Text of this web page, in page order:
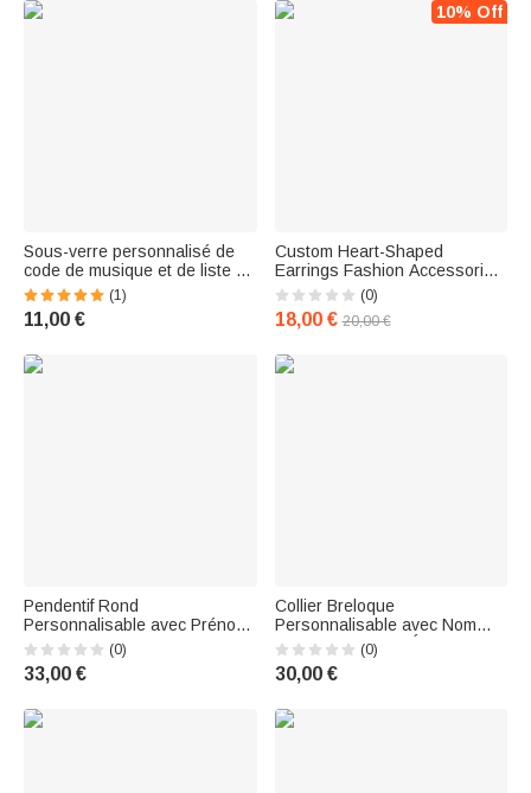
Sous-verre personnalisé de
code de musique et de liste de
lecture
(1)
11,00 €
10% Off
Custom Heart-Shaped
Earrings Fashion Accessories
Concert Tour Birthday Gift for
Music Lovers
(0)
18,00 € 20,00 €
Pendentif Rond
Personnalisable avec Prénom
Collier de Clef de Sol Clé de
Piano Note de Musique
Cadeau pour Professeur
(0)
33,00 €
Collier Breloque
Personnalisable avec Nom
Pendentif Guitare Électrique
Rock Musique Cadeau pour
Guitariste Musicien
(0)
30,00 €